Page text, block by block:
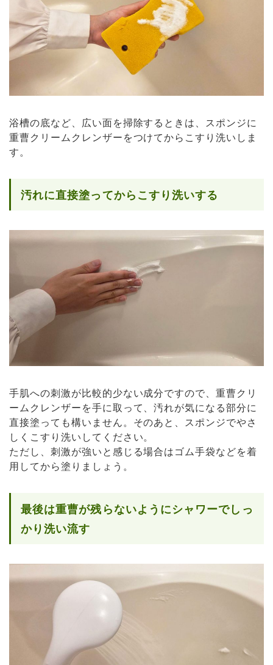
浴槽の底など、広い面を掃除するときは、スポンジに
重曹クリームクレンザーをつけてからこすり洗いしま
す。
汚れに直接塗ってからこすり洗いする
手肌への刺激が比較的少ない成分ですので、重曹クリ
ームクレンザーを手に取って、汚れが気になる部分に
直接塗っても構いません。そのあと、スポンジでやさ
しくこすり洗いしてください。
ただし、刺激が強いと感じる場合はゴム手袋などを着
用してから塗りましょう。
最後は重曹が残らないようにシャワーでしっ
かり洗い流す